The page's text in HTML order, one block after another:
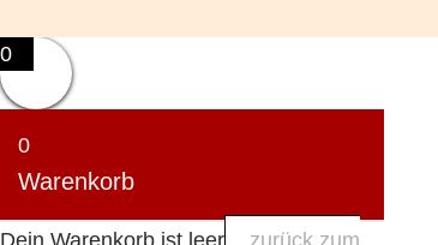
0
0
Warenkorb